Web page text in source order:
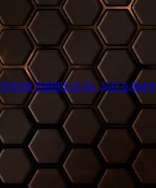
здесь вы можете